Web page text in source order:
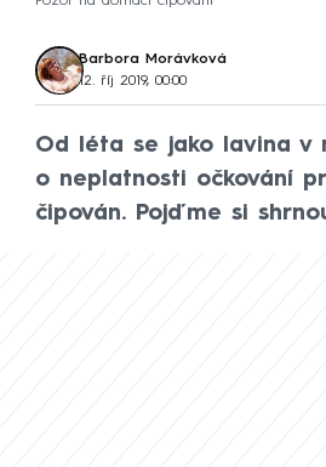
Barbora Morávková
12. říj 2019, 00:00
Od léta se jako lavina v
o neplatnosti očkování
čipován. Pojďme si